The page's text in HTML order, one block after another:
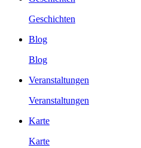
Geschichten
Blog
Blog
Veranstaltungen
Veranstaltungen
Karte
Karte